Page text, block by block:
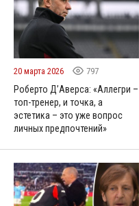
20 марта 2026 797
Роберто Д’Аверса: «Аллегри –
топ-тренер, и точка, а
эстетика – это уже вопрос
личных предпочтений»